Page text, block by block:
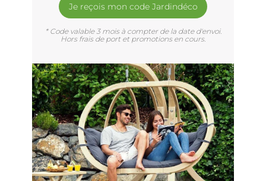
Je reçois mon code Jardindéco
* Code valable 3 mois à compter de la date d'envoi.
Hors frais de port et promotions en cours.